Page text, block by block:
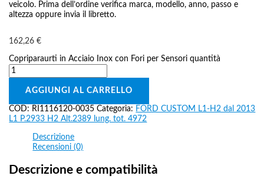
162,26€
veicolo. Prima dell’ordine verifica marca, modello, anno, passo e
altezza oppure invia il libretto.
Copriparaurti in Acciaio Inox con Fori per Sensori quantità
AGGIUNGI AL CARRELLO
COD: RI1116120-0035 Categoria: FORD CUSTOM L1-H2 dal 2013
L1 P.2933 H2 Alt.2389 lung. tot. 4972
Descrizione
Recensioni (0)
Descrizione e compatibilità